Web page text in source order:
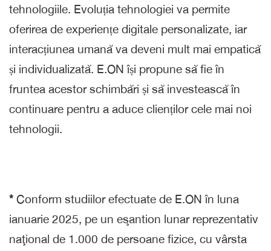
tehnologiile. Evoluția tehnologiei va permite
oferirea de experiențe digitale personalizate, iar
interacțiunea umană va deveni mult mai empatică
și individualizată. E.ON își propune să fie în
fruntea acestor schimbări și să investească în
continuare pentru a aduce clienților cele mai noi
tehnologii.
* Conform studiilor efectuate de E.ON în luna
ianuarie 2025, pe un eşantion lunar reprezentativ
naţional de 1.000 de persoane fizice, cu vârsta